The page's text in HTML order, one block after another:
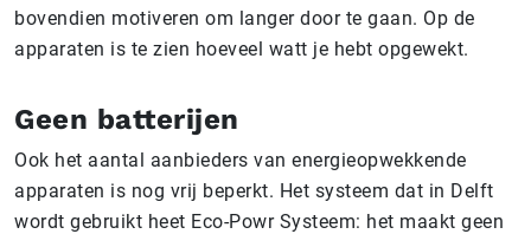
bovendien motiveren om langer door te gaan. Op de
apparaten is te zien hoeveel watt je hebt opgewekt.
Geen batterijen
Ook het aantal aanbieders van energieopwekkende
apparaten is nog vrij beperkt. Het systeem dat in Delft
wordt gebruikt heet Eco-Powr Systeem: het maakt geen